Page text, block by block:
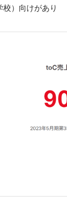
）向けがあり